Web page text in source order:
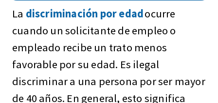
La discriminación por edadocurre
cuando un solicitante de empleo o
empleado recibe un trato menos
favorable por su edad. Es ilegal
discriminar a una persona por ser mayor
de 40 años. En general, esto significa